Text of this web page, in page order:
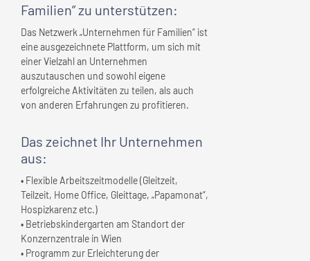
Familien” zu unterstützen:
Das Netzwerk „Unternehmen für Familien“ ist
eine ausgezeichnete Plattform, um sich mit
einer Vielzahl an Unternehmen
auszutauschen und sowohl eigene
erfolgreiche Aktivitäten zu teilen, als auch
von anderen Erfahrungen zu profitieren.
Das zeichnet Ihr Unternehmen
aus:
• Flexible Arbeitszeitmodelle (Gleitzeit,
Teilzeit, Home Office, Gleittage, „Papamonat“,
Hospizkarenz etc.)
• Betriebskindergarten am Standort der
Konzernzentrale in Wien
• Programm zur Erleichterung der